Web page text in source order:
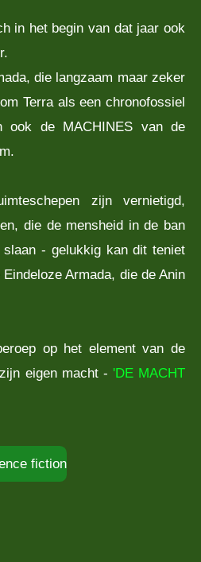
in het begin van dat jaar ook
die langzaam maar zeker
Terra als een chronofossiel
ook de MACHINES van de
zijn vernietigd,
die de mensheid in de ban
- gelukkig kan dit teniet
Armada, die de Anin
op het element van de
eigen macht - 'DE MACHT
fiction